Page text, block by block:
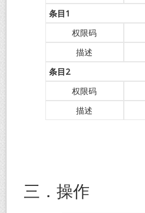
条目1
权限码
描述
条目2
权限码
描述
三．操作